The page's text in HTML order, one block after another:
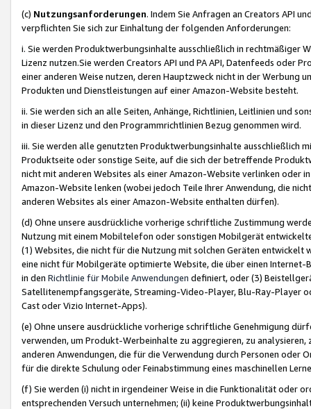
(c) Nutzungsanforderungen. Indem Sie Anfragen an Creators API
verpflichten Sie sich zur Einhaltung der folgenden Anforderungen:
i. Sie werden Produktwerbungsinhalte ausschließlich in rechtmäßiger
Lizenz nutzen.Sie werden Creators API und PA API, Datenfeeds oder
einer anderen Weise nutzen, deren Hauptzweck nicht in der Werbung
Produkten und Dienstleistungen auf einer Amazon-Website besteht.
ii. Sie werden sich an alle Seiten, Anhänge, Richtlinien, Leitlinien und
in dieser Lizenz und den Programmrichtlinien Bezug genommen wird.
iii. Sie werden alle genutzten Produktwerbungsinhalte ausschließlich
Produktseite oder sonstige Seite, auf die sich der betreffende
nicht mit anderen Websites als einer Amazon-Website verlinken oder
Amazon-Website lenken (wobei jedoch Teile Ihrer Anwendung, die
anderen Websites als einer Amazon-Website enthalten dürfen).
(d) Ohne unsere ausdrückliche vorherige schriftliche Zustimmung
Nutzung mit einem Mobiltelefon oder sonstigen Mobilgerät
(1) Websites, die nicht für die Nutzung mit solchen Geräten
eine nicht für Mobilgeräte optimierte Website, die über einen
in den Richtlinie für Mobile Anwendungen definiert, oder (3)
Satellitenempfangsgeräte, Streaming-Video-Player, Blu-Ray-Player
Cast oder Vizio Internet-Apps).
(e) Ohne unsere ausdrückliche vorherige schriftliche Genehmigung
verwenden, um Produkt-Werbeinhalte zu aggregieren, zu
anderen Anwendungen, die für die Verwendung durch Personen
für die direkte Schulung oder Feinabstimmung eines maschinellen
(f) Sie werden (i) nicht in irgendeiner Weise in die Funktionalität oder
entsprechenden Versuch unternehmen; (ii) keine